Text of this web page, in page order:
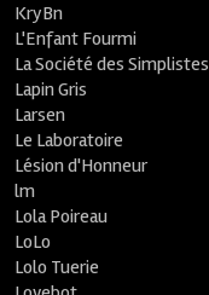
KryBn
L'Enfant Fourmi
La Société des Simplistes
Lapin Gris
Larsen
Le Laboratoire
Lésion d'Honneur
lm
Lola Poireau
LoLo
Lolo Tuerie